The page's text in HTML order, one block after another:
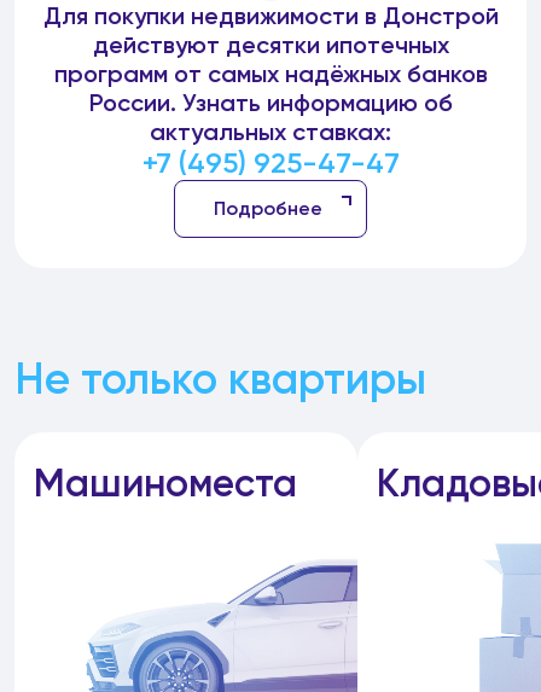
Для покупки недвижимости в Донстрой
действуют десятки ипотечных
программ от самых надёжных банков
России. Узнать информацию об
актуальных ставках:
+7 (495) 925-47-47
Подробнее
Не только квартиры
Машиноместа